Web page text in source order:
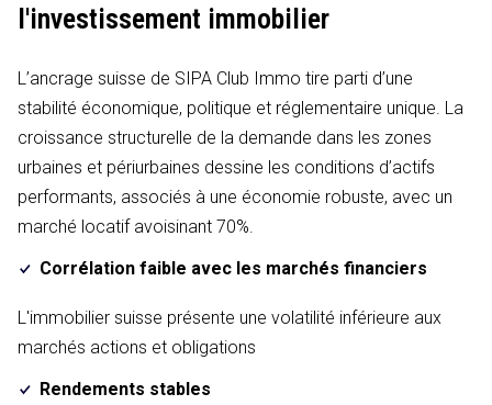
l'investissement immobilier
L’ancrage suisse de SIPA Club Immo tire parti d’une
stabilité économique, politique et réglementaire unique. La
croissance structurelle de la demande dans les zones
urbaines et périurbaines dessine les conditions d’actifs
performants, associés à une économie robuste, avec un
marché locatif avoisinant 70%.
Corrélation faible avec les marchés financiers
L'immobilier suisse présente une volatilité inférieure aux
marchés actions et obligations
Rendements stables